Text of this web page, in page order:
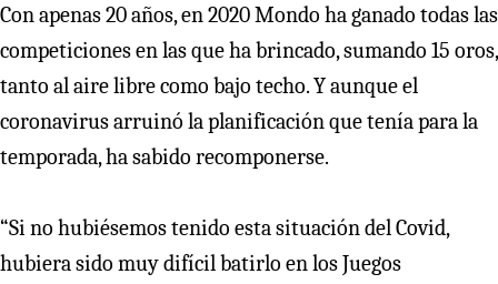
Con apenas 20 años, en 2020 Mondo ha ganado todas las
competiciones en las que ha brincado, sumando 15 oros,
tanto al aire libre como bajo techo. Y aunque el
coronavirus arruinó la planificación que tenía para la
temporada, ha sabido recomponerse.
“Si no hubiésemos tenido esta situación del Covid,
hubiera sido muy difícil batirlo en los Juegos